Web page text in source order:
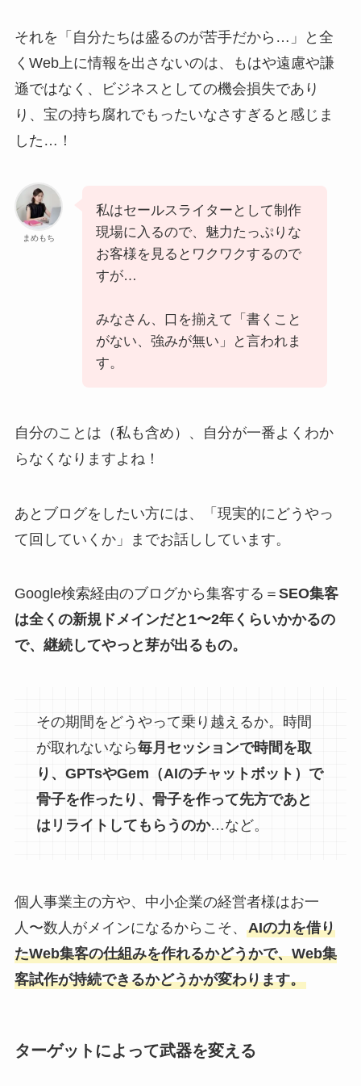
それを「自分たちは盛るのが苦手だから…」と全
くWeb上に情報を出さないのは、もはや遠慮や謙
遜ではなく、ビジネスとしての機会損失であり
り、宝の持ち腐れでもったいなさすぎると感じま
した…！
まめもち
私はセールスライターとして制作
現場に入るので、魅力たっぷりな
お客様を見るとワクワクするので
すが…
みなさん、口を揃えて「書くこと
がない、強みが無い」と言われま
す。
自分のことは（私も含め）、自分が一番よくわか
らなくなりますよね！
あとブログをしたい方には、「現実的にどうやっ
て回していくか」までお話ししています。
Google検索経由のブログから集客する＝ SEO集客
は全くの新規ドメインだと1〜2年くらいかかるの
で、継続してやっと芽が出るもの。
その期間をどうやって乗り越えるか。時間
が取れないなら毎月セッションで時間を取
り、GPTsやGem（AIのチャットボット）で
骨子を作ったり、骨子を作って先方であと
はリライトしてもらうのか…など。
個人事業主の方や、中小企業の経営者様はお一
人〜数人がメインになるからこそ、 AIの力を借り
たWeb集客の仕組みを作れるかどうかで、Web集
客試作が持続できるかどうかが変わります。
ターゲットによって武器を変える